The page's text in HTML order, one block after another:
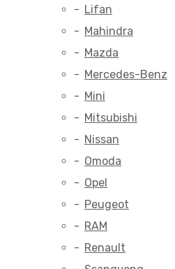
Lifan
Mahindra
Mazda
Mercedes-Benz
Mini
Mitsubishi
Nissan
Omoda
Opel
Peugeot
RAM
Renault